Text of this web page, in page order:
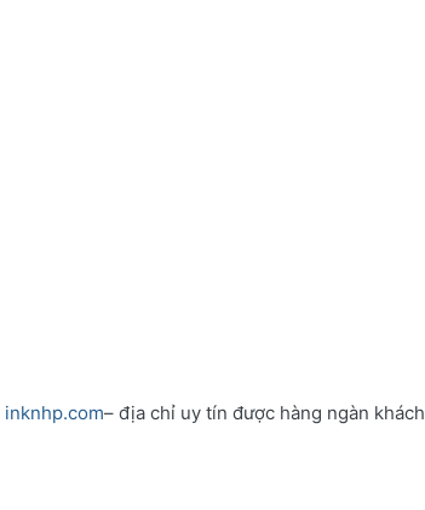
inknhp.com– địa chỉ uy tín được hàng ngàn khách